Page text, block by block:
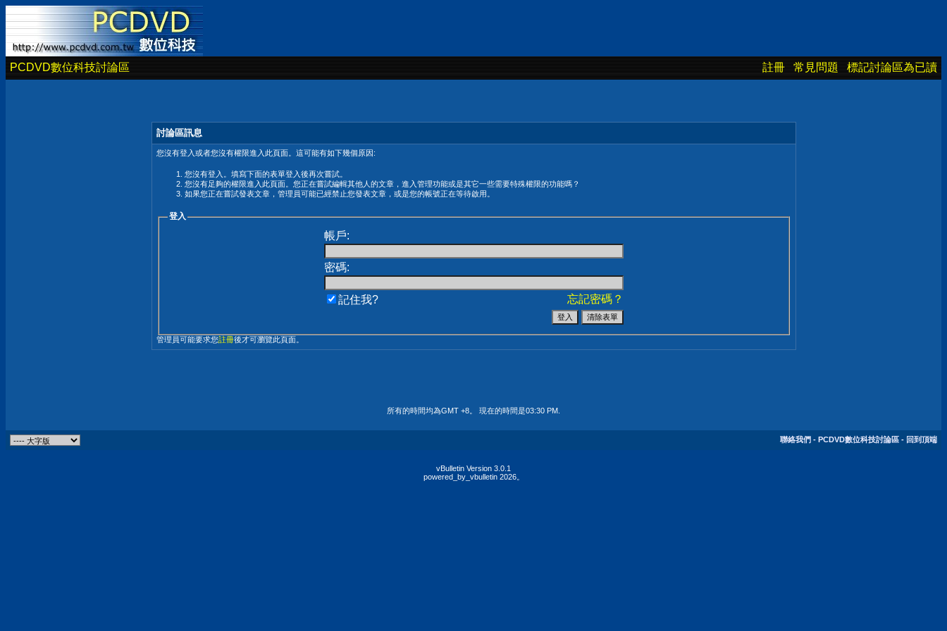
PCDVD數位科技討論區 註冊 常見問題 標記討論區為已讀
討論區訊息
您沒有登入或者您沒有權限進入此頁面。這可能有如下幾個原因:
您沒有登入。填寫下面的表單登入後再次嘗試。
您沒有足夠的權限進入此頁面。您正在嘗試編輯其他人的文章，進入管理功能或是其它一些需要特殊權限的功能嗎？
如果您正在嘗試發表文章，管理員可能已經禁止您發表文章，或是您的帳號正在等待啟用。
登入
帳戶:
密碼:
忘記密碼？
記住我?
管理員可能要求您註冊後才可瀏覽此頁面。
所有的時間均為GMT +8。 現在的時間是03:30 PM
聯絡我們 - PCDVD數位科技討論區 - 回到頂端
vBulletin Version 3.0.1
powered_by_vbulletin 2026。